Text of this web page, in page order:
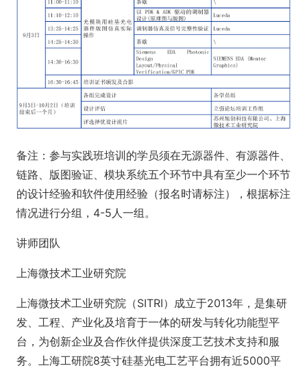
备注：参与实践班培训的学员须在无源器件、有源器件、
链路、版图验证、模块系统五个环节中具有至少一个环节
的设计经验和软件使用经验（报名时请标注），根据标注
情况进行分组，4-5人一组。
讲师团队
上海微技术工业研究院
上海微技术工业研究院（SITRI）成立于2013年，是集研
发、工程、产业化及培育于一体的研发与转化功能型平
台，为创新企业及合作伙伴提供深度工艺技术支持和服
务。上海工研院8英寸硅基光电工艺平台拥有近5000平